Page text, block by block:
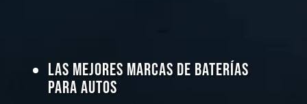
Las Mejores Marcas de Baterías
para Autos